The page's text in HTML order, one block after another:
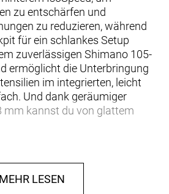
zu entschärfen und
zu reduzieren, während
für ein schlankes Setup
zuverlässigen Shimano 105-
ermöglicht die Unterbringung
im integrierten, leicht
Und dank geräumiger
mm kannst du von glattem
du das Fahrgefühl eines
IsoSpeed-Entkopplers und
MEHR LESEN